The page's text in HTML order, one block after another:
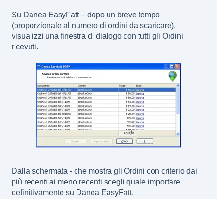
Su Danea EasyFatt – dopo un breve tempo
(proporzionale al numero di ordini da scaricare),
visualizzi una finestra di dialogo con tutti gli Ordini
ricevuti.
Dalla schermata - che mostra gli Ordini con criterio dai
più recenti ai meno recenti scegli quale importare
definitivamente su Danea EasyFatt.